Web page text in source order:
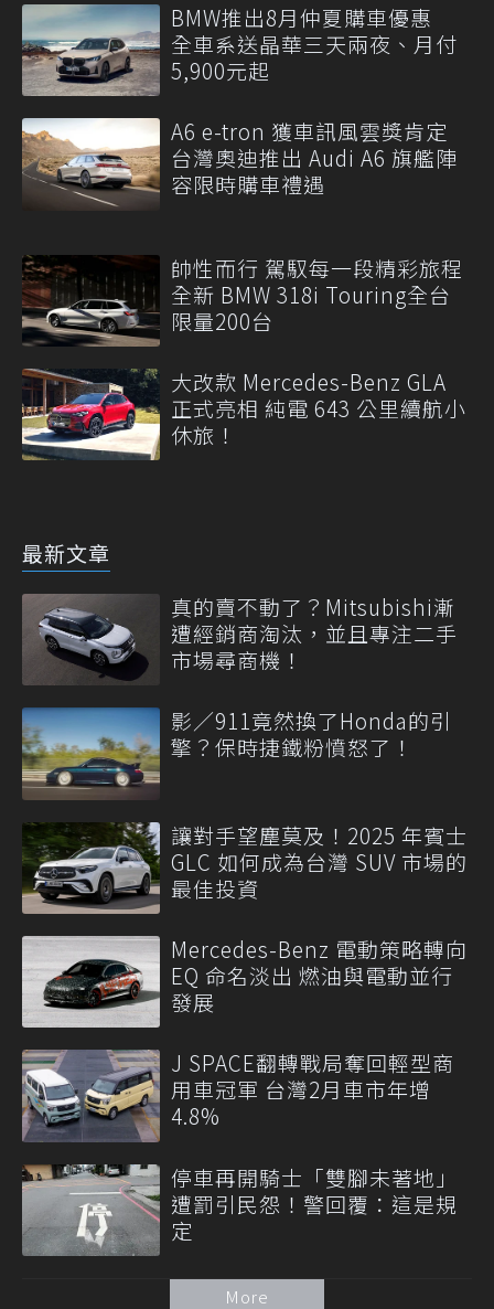
BMW推出8月仲夏購車優惠
全車系送晶華三天兩夜、月付
5,900元起
A6 e-tron 獲車訊風雲獎肯定
台灣奧迪推出 Audi A6 旗艦陣
容限時購車禮遇
帥性而行 駕馭每一段精彩旅程
全新 BMW 318i Touring全台
限量200台
大改款 Mercedes-Benz GLA
正式亮相 純電 643 公里續航小
休旅！
最新文章
真的賣不動了？Mitsubishi漸
遭經銷商淘汰，並且專注二手
市場尋商機！
影／911竟然換了Honda的引
擎？保時捷鐵粉憤怒了！
讓對手望塵莫及！2025 年賓士
GLC 如何成為台灣 SUV 市場的
最佳投資
Mercedes-Benz 電動策略轉向
EQ 命名淡出 燃油與電動並行
發展
J SPACE翻轉戰局奪回輕型商
用車冠軍 台灣2月車市年增
4.8%
停車再開騎士「雙腳未著地」
遭罰引民怨！警回覆：這是規
定
More